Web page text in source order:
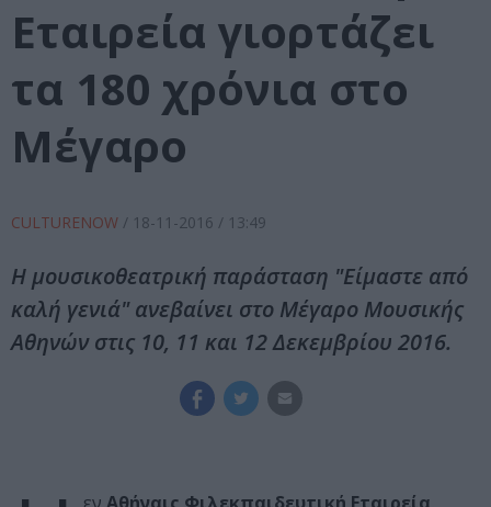
Εταιρεία γιορτάζει
τα 180 χρόνια στο
Μέγαρο
CULTURENOW / 18-11-2016 / 13:49
Η μουσικοθεατρική παράσταση "Είμαστε από
καλή γενιά" ανεβαίνει στο Μέγαρο Μουσικής
Αθηνών στις 10, 11 και 12 Δεκεμβρίου 2016.